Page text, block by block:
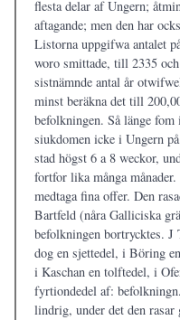
flesta delar af Ungern;
aftagande; men den har
Listorna uppgifwa antalet
woro smittade, till 2335
sistnämnde antal år
minst beräkna det till
befolkningen. Så länge
siukdomen icke i Ungern
stad högst 6 a 8 weckor,
fortfor lika många
medtaga fina offer. Den
Bartfeld (nåra Galliciska
befolkningen bortrycktes.
dog en sjettedel, i Böring
i Kaschan en tolftedel, i
fyrtiondedel af:
lindrig, under det den